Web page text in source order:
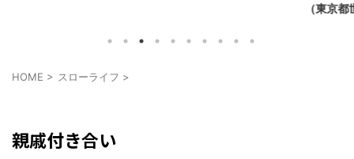
HOME > スローライフ >
親戚付き合い